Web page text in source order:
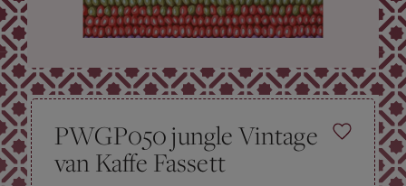
PWGP050 jungle Vintage
van Kaffe Fassett